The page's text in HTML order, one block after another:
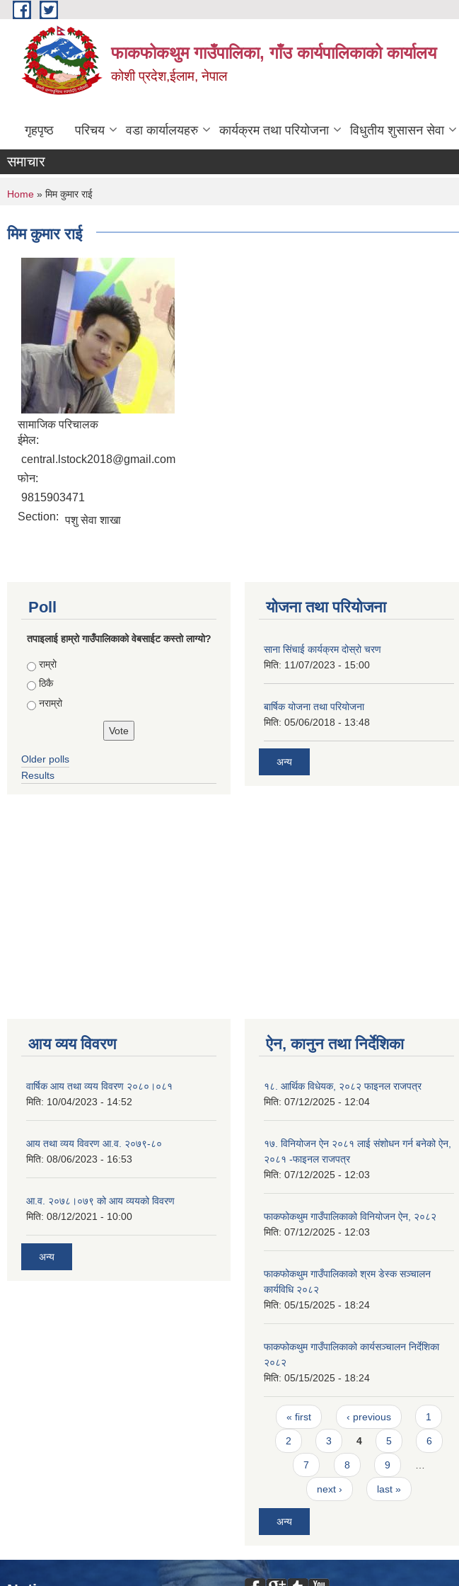
Skip to main content
फाकफोकथुम गाउँपालिका, गाँउ कार्यपालिकाको कार्यालय
कोशी प्रदेश,ईलाम, नेपाल
गृहपृष्ठ परिचय वडा कार्यालयहरु कार्यक्रम तथा परियोजना विधुतीय शुसासन सेवा
समाचार
You are here
Home » मिम कुमार राई
मिम कुमार राई
सामाजिक परिचालक
ईमेल:
central.lstock2018@gmail.com
फोन:
9815903471
Section: पशु सेवा शाखा
Poll
तपाइलाई हाम्रो गाउँपालिकाको वेबसाईट कस्तो लाग्यो?
Choices
राम्रो
ठिकै
नराम्रो
Older polls
Results
योजना तथा परियोजना
साना सिंचाई कार्यक्रम दोस्रो चरण
मिति: 11/07/2023 - 15:00
बार्षिक योजना तथा परियोजना
मिति: 05/06/2018 - 13:48
अन्य
आय व्यय विवरण
वार्षिक आय तथा व्यय विवरण २०८०।०८१
मिति: 10/04/2023 - 14:52
आय तथा व्यय विवरण आ.व. २०७९-८०
मिति: 08/06/2023 - 16:53
आ.व. २०७८।०७९ को आय व्ययको विवरण
मिति: 08/12/2021 - 10:00
अन्य
ऐन, कानुन तथा निर्देशिका
१८. आर्थिक विधेयक, २०८२ फाइनल राजपत्र
मिति: 07/12/2025 - 12:04
१७. विनियोजन ऐन २०८१ लाई संशोधन गर्न बनेको ऐन,
२०८१ -फाइनल राजपत्र
मिति: 07/12/2025 - 12:03
फाकफोकथुम गाउँपालिकाको विनियोजन ऐन, २०८२
मिति: 07/12/2025 - 12:03
फाकफोकथुम गाउँपालिकाको श्रम डेस्क सञ्चालन
कार्यविधि २०८२
मिति: 05/15/2025 - 18:24
फाकफोकथुम गाउँपालिकाको कार्यसञ्चालन निर्देशिका
२०८२
मिति: 05/15/2025 - 18:24
Pages
« first ‹ previous 1
2 3 4 5 6
7 8 9
next › last »
अन्य